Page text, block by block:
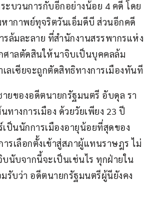
ะบวนการกับอีกอย่างน้อย 4 คดี โดย
หากาพย์ทุจริตวันเอ็มดีบี ส่วนอีกคดี
รล้มละลาย ที่สำนักงานสรรพากรแห่ง
ศาลตัดสินให้นาจิบเป็นบุคคลล้ม
ลเซียจะถูกตัดสิทธิทางการเมืองทันที
ยของอดีตนายกรัฐมนตรี อับดุล รา
ทางการเมือง ด้วยวัยเพียง 23 ปี
เป็นนักการเมืองอายุน้อยที่สุดของ
ารเลือกตั้งเข้าสู่สภาผู้แทนราษฎร ไม่
บนับจากนี้จะเป็นเช่นไร ทุกฝ่ายใน
มรับว่า อดีตนายกรัฐมนตรีผู้นียังคง